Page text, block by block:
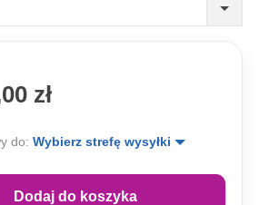
zł
do: Wybierz strefę wysyłki
Dodaj do koszyka